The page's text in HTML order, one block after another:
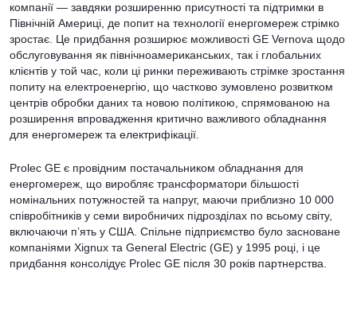
компанії — завдяки розширенню присутності та підтримки в
Північній Америці, де попит на технології енергомереж стрімко
зростає. Це придбання розширює можливості GE Vernova щодо
обслуговування як північноамериканських, так і глобальних
клієнтів у той час, коли ці ринки переживають стрімке зростання
попиту на електроенергію, що частково зумовлено розвитком
центрів обробки даних та новою політикою, спрямованою на
розширення впровадження критично важливого обладнання
для енергомереж та електрифікації.
Prolec GE є провідним постачальником обладнання для
енергомереж, що виробляє трансформатори більшості
номінальних потужностей та напруг, маючи приблизно 10 000
співробітників у семи виробничих підрозділах по всьому світу,
включаючи п’ять у США. Спільне підприємство було засноване
компаніями Xignux та General Electric (GE) у 1995 році, і це
придбання консолідує Prolec GE після 30 років партнерства.